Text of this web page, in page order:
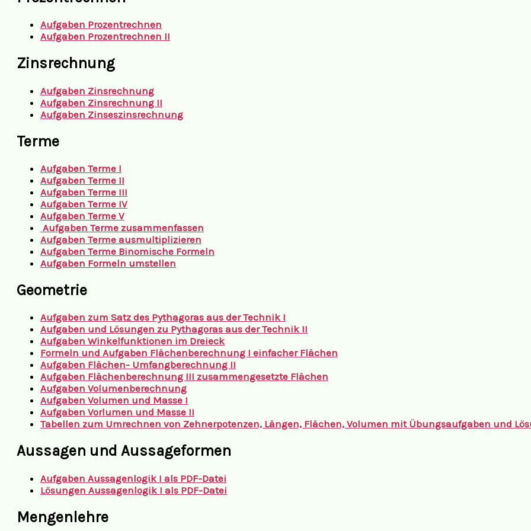
Aufgaben Prozentrechnen
Aufgaben Prozentrechnen II
Zinsrechnung
Aufgaben Zinsrechnung
Aufgaben Zinsrechnung II
Aufgaben Zinseszinsrechnung
Terme
Aufgaben Terme I
Aufgaben Terme II
Aufgaben Terme III
Aufgaben Terme IV
Aufgaben Terme V
Aufgaben Terme zusammenfassen
Aufgaben Terme ausmultiplizieren
Aufgaben Terme Binomische Formeln
Aufgaben Formeln umstellen
Geometrie
Aufgaben zum Satz des Pythagoras aus der Technik I
Aufgaben und Lösungen zu Pythagoras aus der Technik II
Aufgaben Winkelfunktionen im Dreieck
Formeln und Aufgaben Flächenberechnung I einfacher Flächen
Aufgaben Flächen- Umfangberechnung II
Aufgaben Flächenberechnung III zusammengesetzte Flächen
Aufgaben Volumenberechnung
Aufgaben Volumen und Masse I
Aufgaben Vorlumen und Masse II
Tabellen zum Umrechnen von Zehnerpotenzen, Längen, Flächen, Volumen mit Übungsaufgaben und
Aussagen und Aussageformen
Aufgaben Aussagenlogik I als PDF-Datei
Lösungen Aussagenlogik I als PDF-Datei
Mengenlehre